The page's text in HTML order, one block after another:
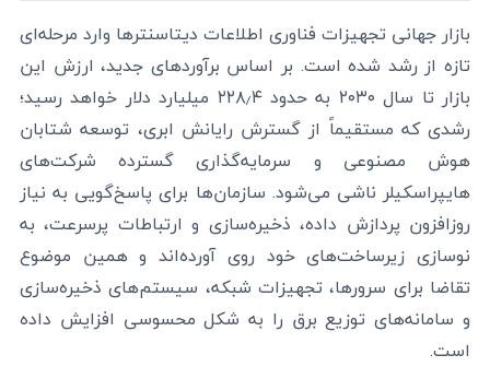
بازار جهانی تجهیزات فناوری اطلاعات دیتاسنترها وارد مرحله‌ای
تازه از رشد شده است. بر اساس برآوردهای جدید، ارزش این
بازار تا سال ۲۰۳۰ به حدود ۲۲۸٫۴ میلیارد دلار خواهد رسید؛
رشدی که مستقیماً از گسترش رایانش ابری، توسعه شتابان
هوش مصنوعی و سرمایه‌گذاری گسترده شرکت‌های
هایپراسکیلر ناشی می‌شود. سازمان‌ها برای پاسخ‌گویی به نیاز
روزافزون پردازش داده، ذخیره‌سازی و ارتباطات پرسرعت، به
نوسازی زیرساخت‌های خود روی آورده‌اند و همین موضوع
تقاضا برای سرورها، تجهیزات شبکه، سیستم‌های ذخیره‌سازی
و سامانه‌های توزیع برق را به شکل محسوسی افزایش داده
است.